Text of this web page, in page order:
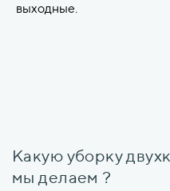
выходные.
Какую уборку
мы делаем ?